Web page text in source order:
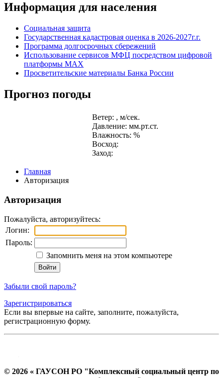
Информация для населения
Социальная защита
Государственная кадастровая оценка в 2026-2027г.г.
Программа долгосрочных сбережений
Использование сервисов МФЦ посредством цифровой
платформы MAX
Просветительские материалы Банка России
Прогноз погоды
Ветер: , м/сек.
Давление: мм.рт.ст.
Влажность: %
Восход:
Заход:
Главная
Авторизация
Авторизация
Пожалуйста, авторизуйтесь:
Логин:
Пароль:
Запомнить меня на этом компьютере
Забыли свой пароль?
Зарегистрироваться
Если вы впервые на сайте, заполните, пожалуйста,
регистрационную форму.
© 2026 « ГАУСОН РО "Комплексный социальный центр по